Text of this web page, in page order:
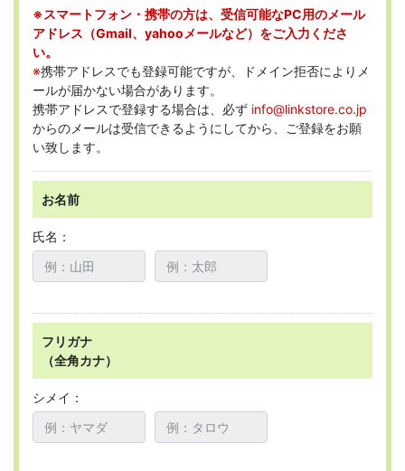
※スマートフォン・携帯の方は、受信可能なPC用のメール
アドレス（Gmail、yahooメールなど）をご入力くださ
い。
※携帯アドレスでも登録可能ですが、ドメイン拒否によりメ
ールが届かない場合があります。
携帯アドレスで登録する場合は、必ず info@linkstore.co.jp
からのメールは受信できるようにしてから、ご登録をお願
い致します。
お名前
氏名：
フリガナ
（全角カナ）
シメイ：